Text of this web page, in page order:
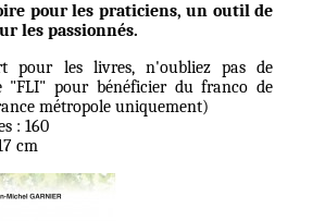
pour les praticiens, un outil de
les passionnés.
pour les livres, n'oubliez pas de
"FLI" pour bénéficier du franco de
métropole uniquement)
: 160
cm